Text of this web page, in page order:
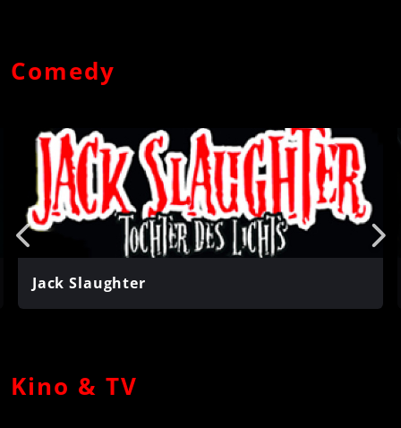
Comedy
Jack Slaughter
Kino & TV